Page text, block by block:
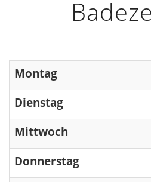
Montag
Dienstag
Mittwoch
Donnerstag